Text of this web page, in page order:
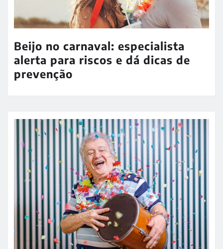
Beijo no carnaval: especialista
alerta para riscos e dá dicas de
prevenção